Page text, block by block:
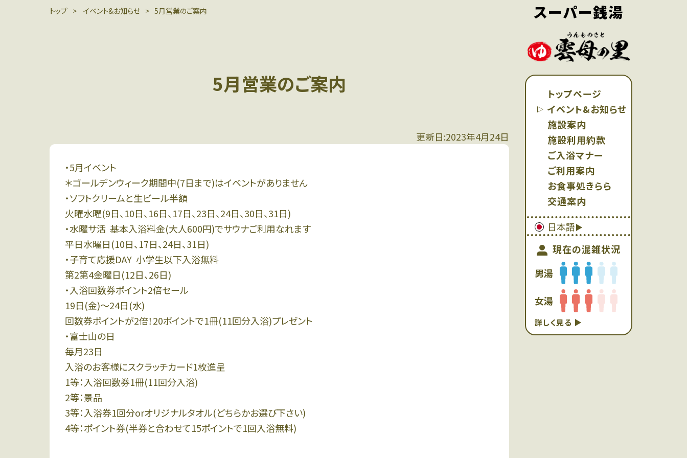
スーパー銭湯
トップページ
イベント&お知らせ
施設案内
施設利用約款
ご入浴マナー
ご利用案内
お食事処きらら
交通案内
日本語
現在の混雑状況
男湯
女湯
詳しく見る
トップ イベント&お知らせ 5月営業のご案内
5月営業のご案内
更新日:2023年4月24日
・5月イベント
＊ゴールデンウィーク期間中(7日まで)はイベントがありません
・ソフトクリームと生ビール半額
火曜水曜(9日、10日、16日、17日、23日、24日、30日、31日)
・水曜サ活 基本入浴料金(大人600円)でサウナご利用なれます
平日水曜日(10日、17日、24日、31日)
・子育て応援DAY 小学生以下入浴無料
第2第4金曜日(12日、26日)
・入浴回数券ポイント2倍セール
19日(金)〜24日(水)
回数券ポイントが2倍！20ポイントで1冊(11回分入浴)プレゼント
・富士山の日
毎月23日
入浴のお客様にスクラッチカード1枚進呈
1等：入浴回数券1冊(11回分入浴)
2等：景品
3等：入浴券1回分orオリジナルタオル(どちらかお選び下さい)
4等：ポイント券(半券と合わせて15ポイントで1回入浴無料)